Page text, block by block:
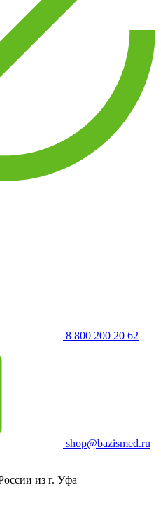
8 800 200 20 62
shop@bazismed.ru
из г. Уфа